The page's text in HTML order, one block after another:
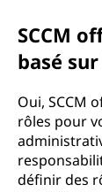
SCCM
basé
Oui, SCCM
rôles pour
définir des